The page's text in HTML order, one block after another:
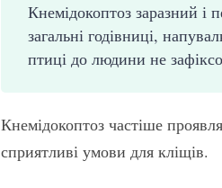
Кнемідокоптоз заразний і
загальні годівниці,
птиці до людини не
Кнемідокоптоз частіше
сприятливі умови для кліщів.